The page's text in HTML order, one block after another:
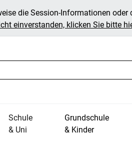
die Session-Informationen
einverstanden, klicken Sie bitte
Schule
& Uni
Grundschule
& Kinder